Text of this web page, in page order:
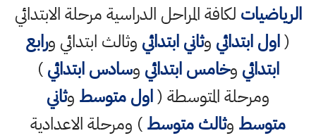
الرياضيات لكافة المراحل الدراسية مرحلة الابتدائي
(اول ابتدائي وثاني ابتدائي وثالث ابتدائي ورابع
ابتدائي وخامس ابتدائي وسادس ابتدائي)
ومرحلة المتوسطة (اول متوسط وثاني
متوسط وثالث متوسط) ومرحلة الاعدادية